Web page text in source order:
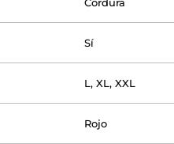
Sí
L,XL,XXL
Rojo